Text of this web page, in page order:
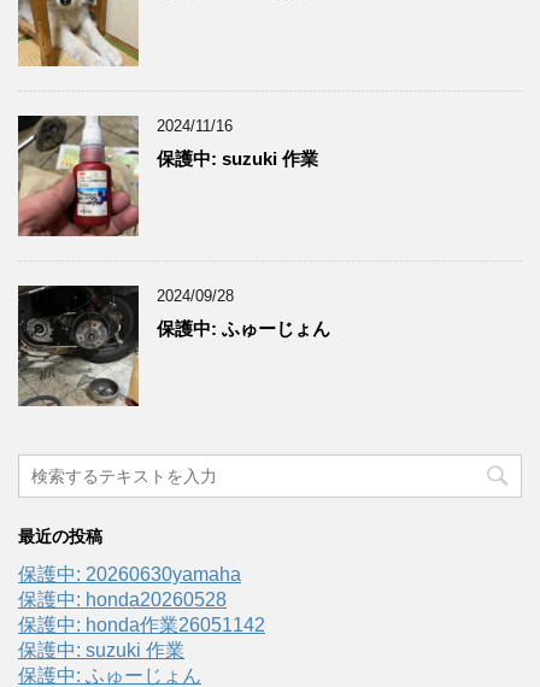
2024/11/16
保護中: suzuki 作業
2024/09/28
保護中: ふゅーじょん
最近の投稿
保護中: 20260630yamaha
保護中: honda20260528
保護中: honda作業26051142
保護中: suzuki 作業
保護中: ふゅーじょん